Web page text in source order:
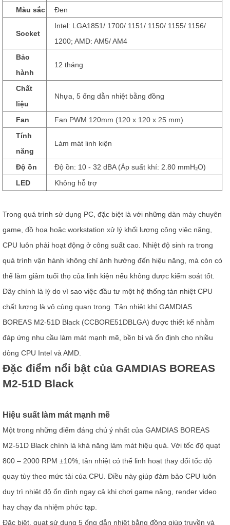
Màu sắc Đen
Socket
Intel: LGA1851/ 1700/ 1151/ 1150/ 1155/ 1156/
1200; AMD: AM5/ AM4
Bảo
hành
12 tháng
Chất
liệu
Nhựa, 5 ống dẫn nhiệt bằng đồng
Fan
Fan PWM 120mm (120 x 120 x 25 mm)
Tính
năng
Làm mát linh kiện
Độ ồn
Độ ồn: 10 - 32 dBA (Áp suất khí: 2.80 mmH₂O)
LED
Không hỗ trợ
Trong quá trình sử dụng PC, đặc biệt là với những dàn máy chuyên
game, đồ họa hoặc workstation xử lý khối lượng công việc nặng,
CPU luôn phải hoạt động ở công suất cao. Nhiệt độ sinh ra trong
quá trình vận hành không chỉ ảnh hưởng đến hiệu năng, mà còn có
thể làm giảm tuổi thọ của linh kiện nếu không được kiểm soát tốt.
Đây chính là lý do vì sao việc đầu tư một hệ thống tản nhiệt CPU
chất lượng là vô cùng quan trọng. Tản nhiệt khí GAMDIAS
BOREAS M2-51D Black (CCBORE51DBLGA) được thiết kế nhằm
đáp ứng nhu cầu làm mát mạnh mẽ, bền bỉ và ổn định cho nhiều
dòng CPU Intel và AMD.
Đặc điểm nổi bật của GAMDIAS BOREAS
M2-51D Black
Hiệu suất làm mát mạnh mẽ
Một trong những điểm đáng chú ý nhất của GAMDIAS BOREAS
M2-51D Black chính là khả năng làm mát hiệu quả. Với tốc độ quạt
800 – 2000 RPM ±10%, tản nhiệt có thể linh hoạt thay đổi tốc độ
quay tùy theo mức tải của CPU. Điều này giúp đảm bảo CPU luôn
duy trì nhiệt độ ổn định ngay cả khi chơi game nặng, render video
hay chạy đa nhiệm phức tạp.
Đặc biệt, quạt sử dụng 5 ống dẫn nhiệt bằng đồng giúp truyền và